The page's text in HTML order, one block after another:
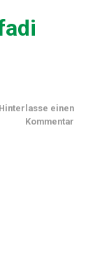
Hinterlasse einen
Kommentar